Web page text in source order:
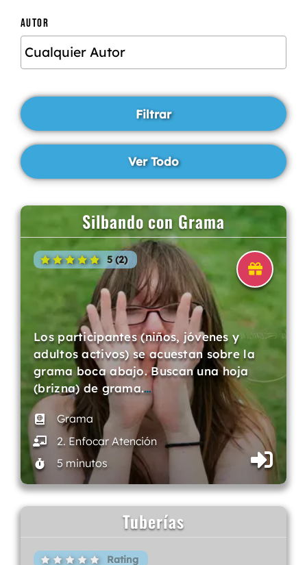
AUTOR
Silbando con Grama
5 (2)
Los participantes (niños, jóvenes y
adultos activos) se acuestan sobre la
grama boca abajo. Buscan una hoja
(brizna) de grama.…
Grama
2. Enfocar Atención
5 minutos
Tuberías
Rating